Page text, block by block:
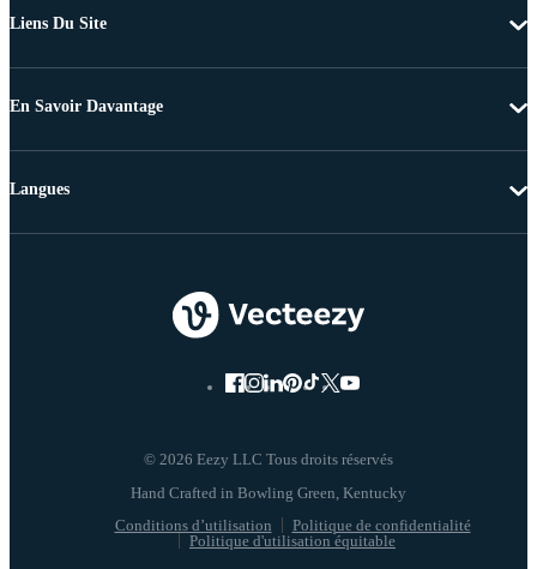
Liens Du Site
En Savoir Davantage
© 2026 Eezy LLC Tous droits réservés
Conditions d’utilisation
Politique de confidentialité
Politique d'utilisation équitable
Langues